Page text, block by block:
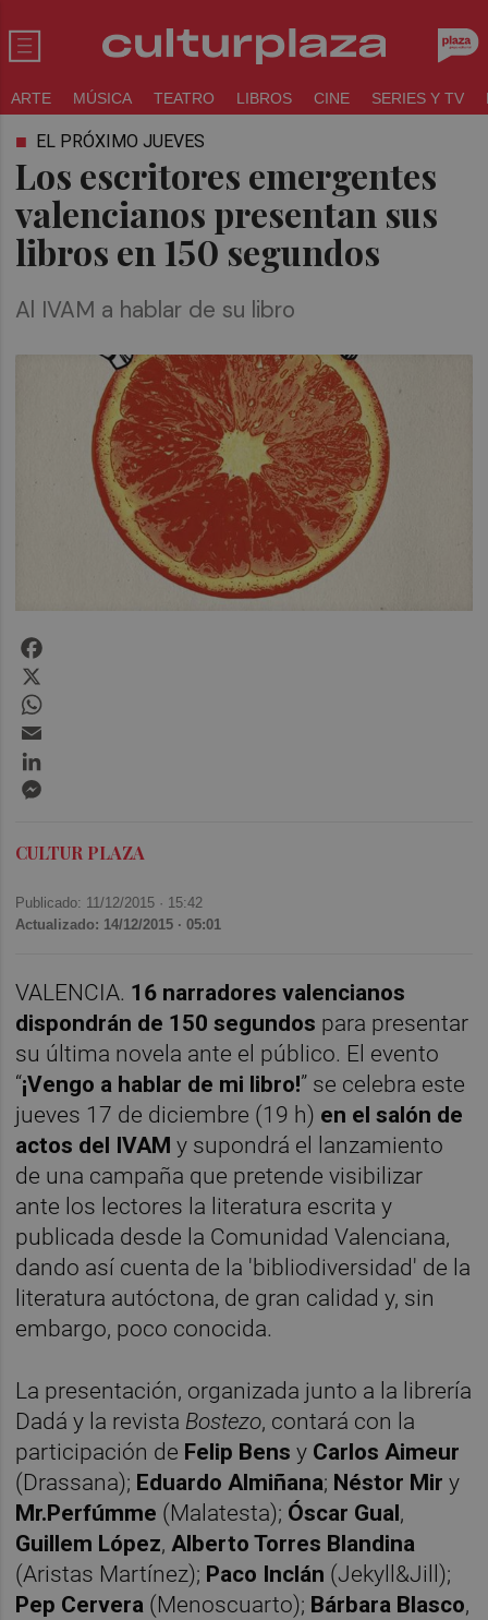
ARTE MÚSICA TEATRO LIBROS CINE SERIES Y TV
Los escritores emergentes
valencianos presentan sus
libros en 150 segundos
EL PRÓXIMO JUEVES
Al IVAM a hablar de su libro
CULTUR PLAZA
Publicado: 11/12/2015 · 15:42
Actualizado: 14/12/2015 · 05:01
VALENCIA. 16 narradores valencianos
dispondrán de 150 segundos para presentar
su última novela ante el público. El evento
“¡Vengo a hablar de mi libro!” se celebra este
jueves 17 de diciembre (19 h) en el salón de
actos del IVAM y supondrá el lanzamiento
de una campaña que pretende visibilizar
ante los lectores la literatura escrita y
publicada desde la Comunidad Valenciana,
dando así cuenta de la 'bibliodiversidad' de la
literatura autóctona, de gran calidad y, sin
embargo, poco conocida.
La presentación, organizada junto a la librería
Dadá y la revista Bostezo, contará con la
participación de Felip Bens y Carlos Aimeur
(Drassana); Eduardo Almiñana; Néstor Mir y
Mr.Perfúmme (Malatesta); Óscar Gual,
Guillem López,Alberto Torres Blandina
(Aristas Martínez); Paco Inclán (Jekyll&Jill);
Pep Cervera (Menoscuarto); Bárbara Blasco,